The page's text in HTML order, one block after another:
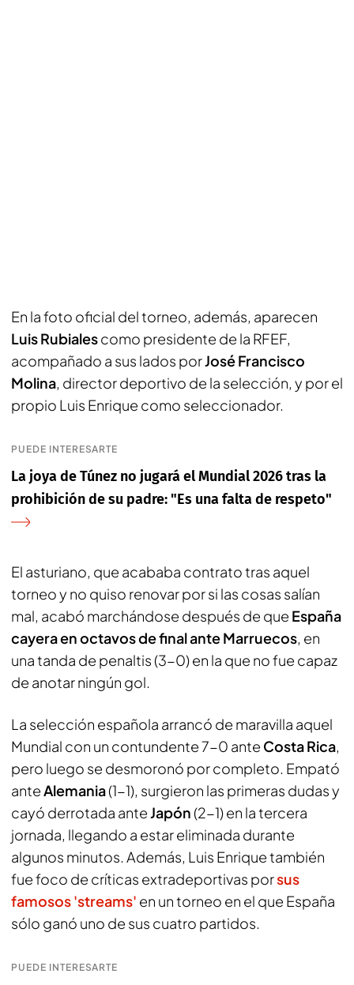
En la foto oficial del torneo, además, aparecen
Luis Rubialescomo presidente de la RFEF,
acompañado a sus lados porJosé Francisco
Molina, director deportivo de la selección, y por el
propio Luis Enrique como seleccionador.
PUEDE INTERESARTE
La joya de Túnez no jugará el Mundial 2026 tras la
prohibición de su padre: "Es una falta de respeto"
El asturiano, que acababa contrato tras aquel
torneo y no quiso renovar por si las cosas salían
mal, acabó marchándose después de que España
cayera en octavos de final ante Marruecos, en
una tanda de penaltis (3-0) en la que no fue capaz
de anotar ningún gol.
La selección española arrancó de maravilla aquel
Mundial con un contundente 7-0 ante Costa Rica,
pero luego se desmoronó por completo. Empató
anteAlemania(1-1), surgieron las primeras dudas y
cayó derrotada anteJapón(2-1) en la tercera
jornada, llegando a estar eliminada durante
algunos minutos. Además, Luis Enrique también
fue foco de críticas extradeportivas porsus
famosos 'streams' en un torneo en el que España
sólo ganó uno de sus cuatro partidos.
PUEDE INTERESARTE